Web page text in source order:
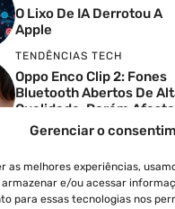
Gerenciar o
as melhores experiências,
e/ou acessar
para essas tecnologias nos
O Lixo De IA Derrotou A
Apple
TENDÊNCIAS TECH
Oppo Enco Clip 2: Fones
Bluetooth Abertos De
Qualidade, Porém Afasta
Novatos
Troquei Meu Garmin
Premium Por Um Relógio
De 250 Dólares E Isso